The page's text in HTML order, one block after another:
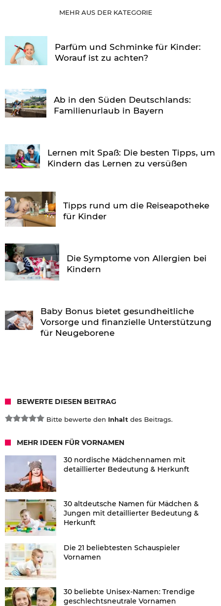
MEHR AUS DER KATEGORIE
Parfüm und Schminke für Kinder:
Worauf ist zu achten?
Ab in den Süden Deutschlands:
Familienurlaub in Bayern
Lernen mit Spaß: Die besten Tipps, um
Kindern das Lernen zu versüßen
Tipps rund um die Reiseapotheke
für Kinder
Die Symptome von Allergien bei
Kindern
Baby Bonus bietet gesundheitliche
Vorsorge und finanzielle Unterstützung
für Neugeborene
BEWERTE DIESEN BEITRAG
Bitte bewerte den Inhalt des Beitrags.
MEHR IDEEN FÜR VORNAMEN
30 nordische Mädchennamen mit
detaillierter Bedeutung & Herkunft
30 altdeutsche Namen für Mädchen &
Jungen mit detaillierter Bedeutung &
Herkunft
Die 21 beliebtesten Schauspieler
Vornamen
30 beliebte Unisex-Namen: Trendige
geschlechtsneutrale Vornamen